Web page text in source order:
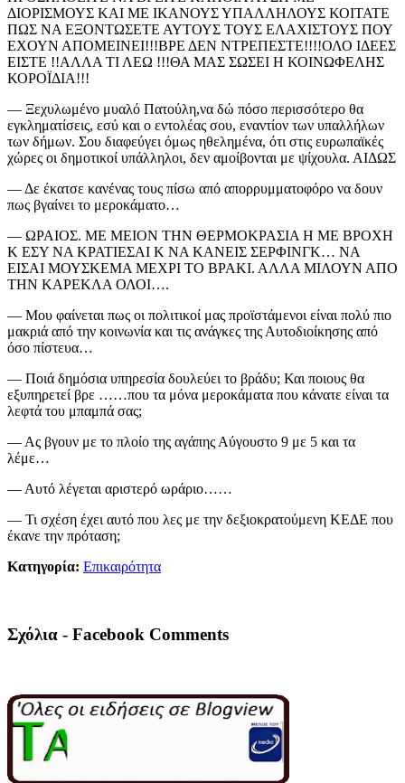
ΔΙΟΡΙΣΜΟΥΣ ΚΑΙ ΜΕ ΙΚΑΝΟΥΣ ΥΠΑΛΛΗΛΟΥΣ ΚΟΙΤΑΤΕ
ΠΩΣ ΝΑ ΕΞΟΝΤΩΣΕΤΕ ΑΥΤΟΥΣ ΤΟΥΣ ΕΛΑΧΙΣΤΟΥΣ ΠΟΥ
ΕΧΟΥΝ ΑΠΟΜΕΙΝΕΙ!!!ΒΡΕ ΔΕΝ ΝΤΡΕΠΕΣΤΕ!!!!ΟΛΟ ΙΔΕΕΣ
ΕΙΣΤΕ !!ΑΛΛΑ ΤΙ ΛΕΩ !!!ΘΑ ΜΑΣ ΣΩΣΕΙ Η ΚΟΙΝΩΦΕΛΗΣ
ΚΟΡΟΪΔΙΑ!!!
— Ξεχυλωμένο μυαλό Πατούλη,να δώ πόσο περισσότερο θα
εγκληματίσεις, εσύ και ο εντολέας σου, εναντίον των υπαλλήλων
των δήμων. Σου διαφεύγει όμως ηθελημένα, ότι στις ευρωπαϊκές
χώρες οι δημοτικοί υπάλληλοι, δεν αμοίβονται με ψίχουλα. ΑΙΔΩΣ
— Δε έκατσε κανένας τους πίσω από απορρυμματοφόρο να δουν
πως βγαίνει το μεροκάματο…
— ΩΡΑΙΟΣ. ΜΕ ΜΕΙΟΝ ΤΗΝ ΘΕΡΜΟΚΡΑΣΙΑ Η ΜΕ ΒΡΟΧΗ
Κ ΕΣΥ ΝΑ ΚΡΑΤΙΕΣΑΙ Κ ΝΑ ΚΑΝΕΙΣ ΣΕΡΦΙΝΓΚ… ΝΑ
ΕΙΣΑΙ ΜΟΥΣΚΕΜΑ ΜΕΧΡΙ ΤΟ ΒΡΑΚΙ. ΑΛΛΑ ΜΙΛΟΥΝ ΑΠΟ
ΤΗΝ ΚΑΡΕΚΛΑ ΟΛΟΙ….
— Μου φαίνεται πως οι πολιτικοί μας προϊστάμενοι είναι πολύ πιο
μακριά από την κοινωνία και τις ανάγκες της Αυτοδιοίκησης από
όσο πίστευα…
— Ποιά δημόσια υπηρεσία δουλεύει το βράδυ; Και ποιους θα
εξυπηρετεί βρε ……που τα μόνα μεροκάματα που κάνατε είναι τα
λεφτά του μπαμπά σας;
— Ας βγουν με το πλοίο της αγάπης Αύγουστο 9 με 5 και τα
λέμε…
— Αυτό λέγεται αριστερό ωράριο……
— Τι σχέση έχει αυτό που λες με την δεξιοκρατούμενη ΚΕΔΕ που
έκανε την πρόταση;
Κατηγορία: Επικαιρότητα
Σχόλια - Facebook Comments